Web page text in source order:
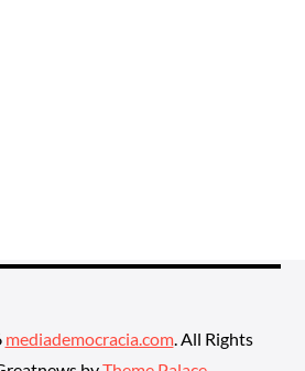
mediademocracia.com. All Rights